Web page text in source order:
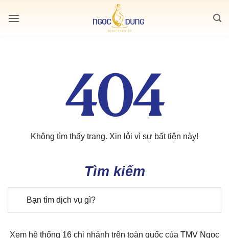
qua
404
Không tìm thấy trang. Xin lỗi vì sự bất tiện này!
Tìm kiếm
Xem hệ thống 16 chi nhánh trên toàn quốc của TMV Ngọc